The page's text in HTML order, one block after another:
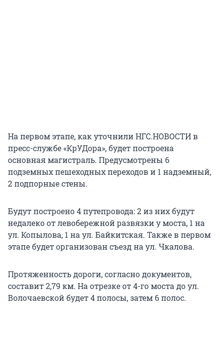
На первом этапе, как уточнили НГС.НОВОСТИ в
пресс-службе «КрУДора», будет построена
основная магистраль. Предусмотрены 6
подземных пешеходных переходов и 1 надземный,
2 подпорные стены.
Будут построено 4 путепровода: 2 из них будут
недалеко от левобережной развязки у моста, 1 на
ул. Копылова, 1 на ул. Байкитская. Также в первом
этапе будет организован съезд на ул. Чкалова.
Протяженность дороги, согласно документов,
составит 2,79 км. На отрезке от 4-го моста до ул.
Волочаевской будет 4 полосы, затем 6 полос.